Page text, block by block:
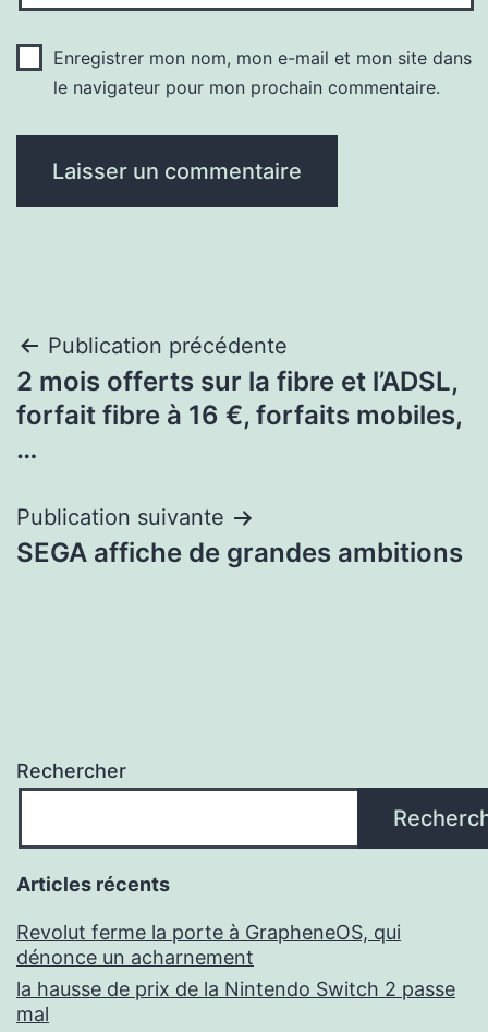
Enregistrer mon nom, mon e-mail et mon site dans
le navigateur pour mon prochain commentaire.
Navigation
de
l’article
Publication précédente
2 mois offerts sur la fibre et l’ADSL,
forfait fibre à 16 €, forfaits mobiles,
…
Publication suivante
SEGA affiche de grandes ambitions
Rechercher
Articles récents
Revolut ferme la porte à GrapheneOS, qui
dénonce un acharnement
la hausse de prix de la Nintendo Switch 2 passe
mal